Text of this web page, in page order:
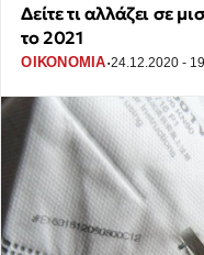
Δείτε τι αλλάζει σε
το 2021
ΟΙΚΟΝΟΜΙΑ·24.12.2020 -